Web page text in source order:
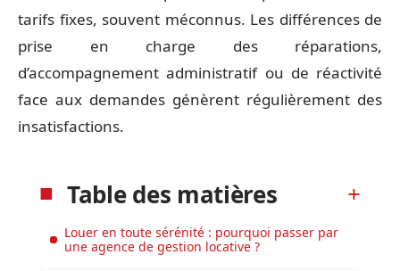
tarifs fixes, souvent méconnus. Les différences de
prise en charge des réparations,
d’accompagnement administratif ou de réactivité
face aux demandes génèrent régulièrement des
insatisfactions.
Table des matières
Louer en toute sérénité : pourquoi passer par
une agence de gestion locative ?